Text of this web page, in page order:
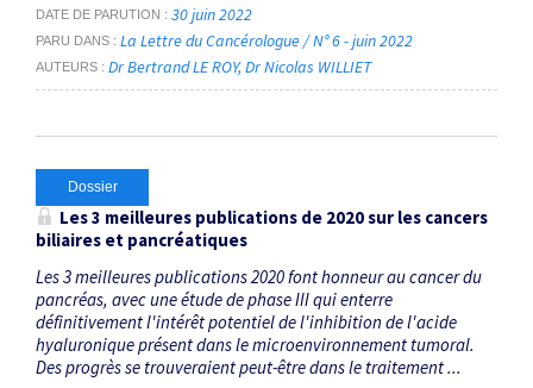
DATE DE PARUTION 30 juin 2022
PARU DANS La Lettre du Cancérologue / N° 6 - juin 2022
AUTEURS Dr Bertrand LE ROY Dr Nicolas WILLIET
Dossier
Les 3 meilleures publications de 2020 sur les cancers
biliaires et pancréatiques
Les 3 meilleures publications 2020 font honneur au cancer du
pancréas, avec une étude de phase III qui enterre
définitivement l'intérêt potentiel de l'inhibition de l'acide
hyaluronique présent dans le micro­environnement tumoral.
Des progrès se trouveraient peut-être dans le traitement ...